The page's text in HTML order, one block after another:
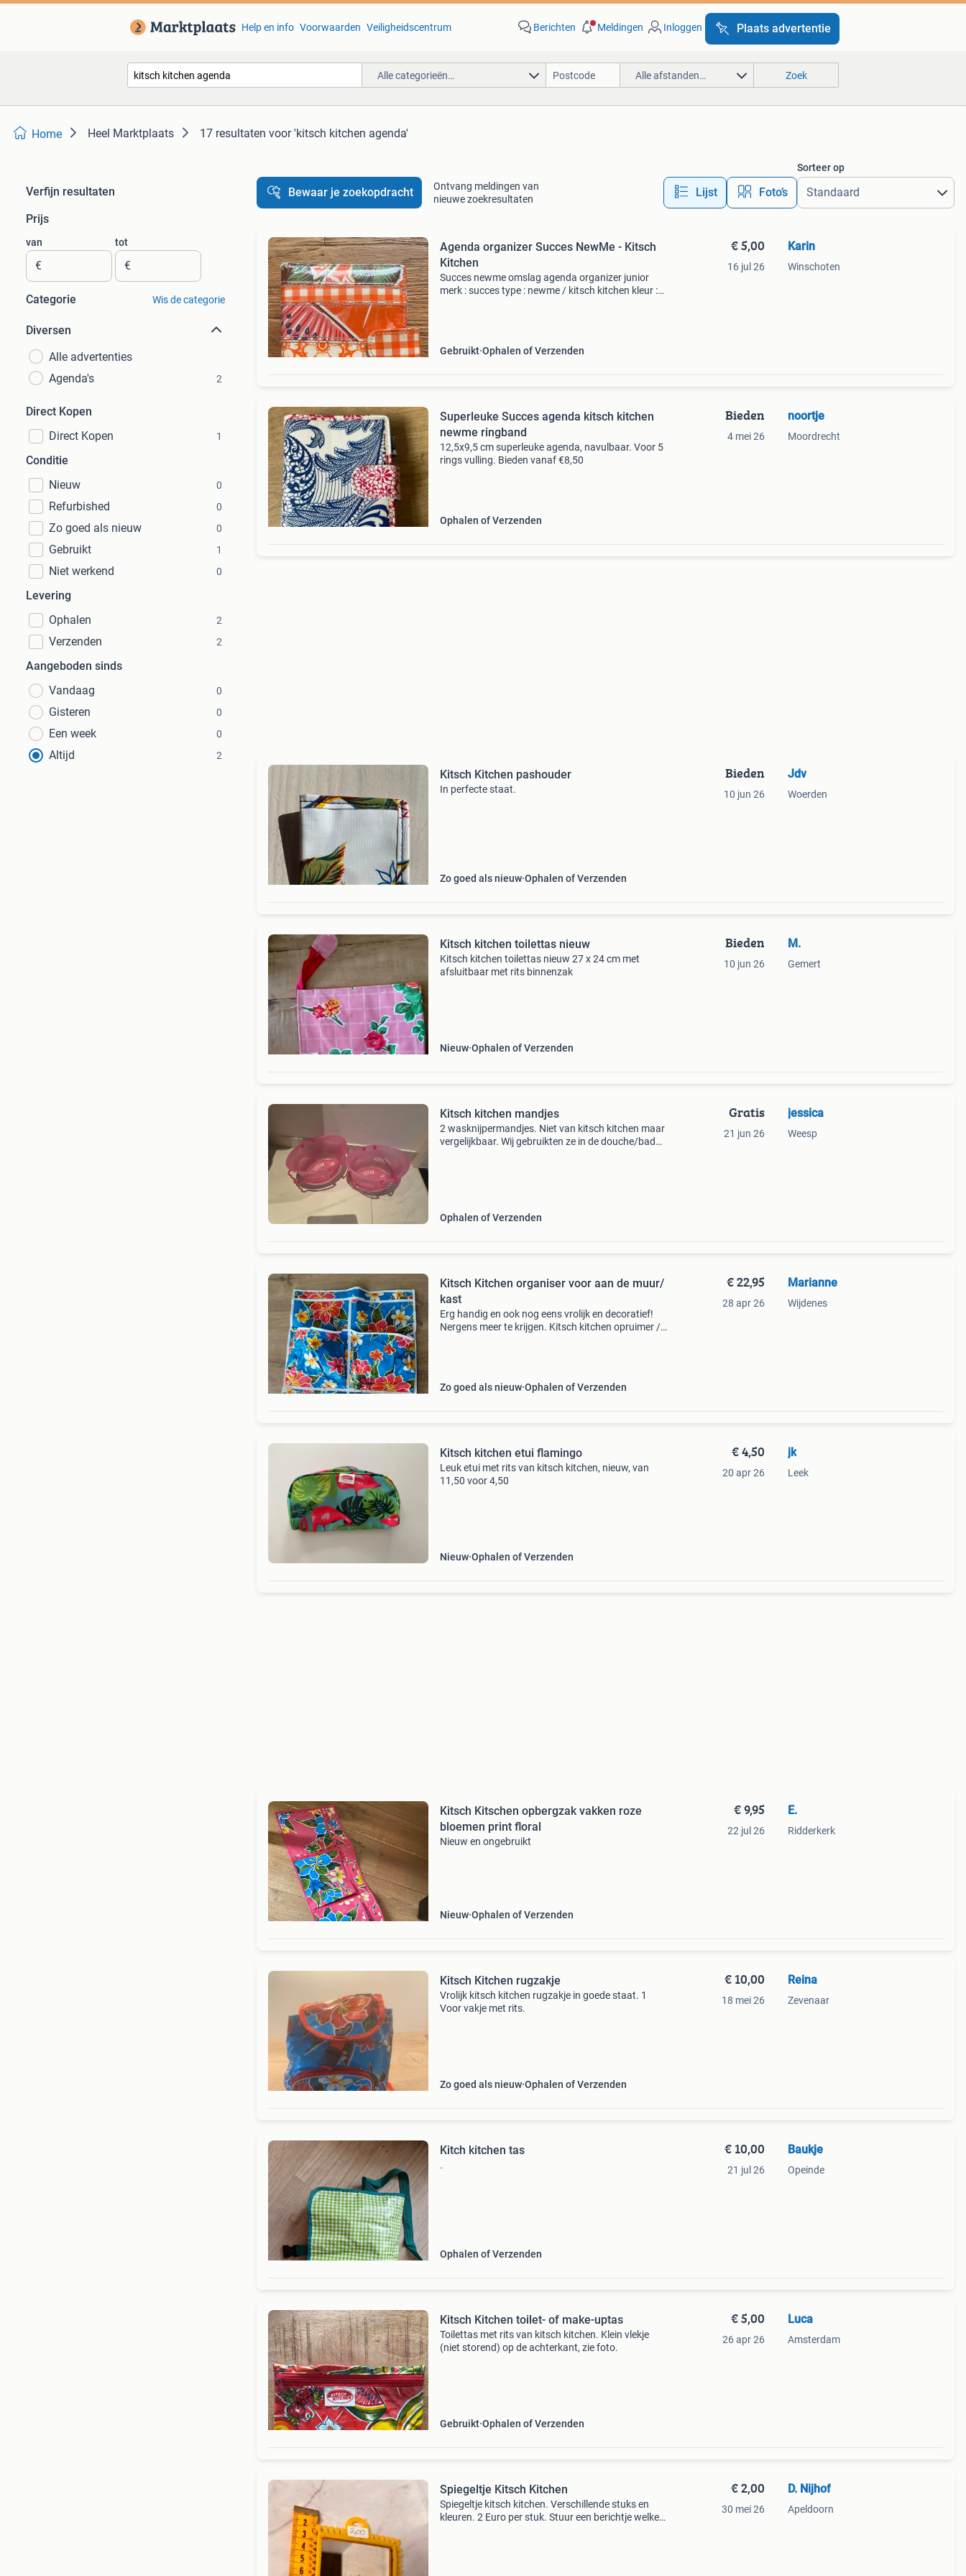
Help en info Voorwaarden Veiligheidscentrum Berichten Meldingen Inloggen Plaats advertentie
Alle categorieën… Alle afstanden… Zoek
Home Heel Marktplaats 17 resultaten voor 'kitsch kitchen agenda'
Verfijn resultaten
Prijs
van
€
tot
€
Categorie Wis de categorie
Diversen
Alle advertenties
Agenda's
2
Direct Kopen
Direct Kopen
1
Conditie
Nieuw
0
Refurbished 0
Zo goed als nieuw 0
Gebruikt 1
Niet werkend 0
Levering
Ophalen
2
Verzenden 2
Aangeboden sinds
Vandaag
0
Gisteren 0
Een week 0
Altijd 2
Bewaar je zoekopdracht
Ontvang meldingen van
nieuwe zoekresultaten
Lijst Foto’s
Sorteer op
Agenda organizer Succes NewMe - Kitsch
Kitchen
Succes newme omslag agenda organizer junior
merk : succes type : newme / kitsch kitchen kleur :
Gebruikt Ophalen of Verzenden
€ 5,00
16 jul 26
Karin
Winschoten
Superleuke Succes agenda kitsch kitchen
newme ringband
12,5x9,5 cm superleuke agenda, navulbaar. Voor 5
rings vulling. Bieden vanaf €8,50
Ophalen of Verzenden
Bieden
4 mei 26
noortje
Moordrecht
Kitsch Kitchen pashouder
In perfecte staat.
Zo goed als nieuw Ophalen of Verzenden
Bieden
10 jun 26
Jdv
Woerden
Kitsch kitchen toilettas nieuw
Kitsch kitchen toilettas nieuw 27 x 24 cm met
afsluitbaar met rits binnenzak
Nieuw Ophalen of Verzenden
Bieden
10 jun 26
M.
Gemert
Kitsch kitchen mandjes
2 wasknijpermandjes. Niet van kitsch kitchen maar
vergelijkbaar. Wij gebruikten ze in de douche/bad
Ophalen of Verzenden
Gratis
21 jun 26
jessica
Weesp
Kitsch Kitchen organiser voor aan de muur/
kast
Erg handig en ook nog eens vrolijk en decoratief!
Nergens meer te krijgen. Kitsch kitchen opruimer /
Zo goed als nieuw Ophalen of Verzenden
€ 22,95
28 apr 26
Marianne
Wijdenes
Kitsch kitchen etui flamingo
Leuk etui met rits van kitsch kitchen, nieuw, van
11,50 voor 4,50
Nieuw Ophalen of Verzenden
€ 4,50
20 apr 26
jk
Leek
Kitsch Kitschen opbergzak vakken roze
bloemen print floral
Nieuw en ongebruikt
Nieuw Ophalen of Verzenden
€ 9,95
22 jul 26
E.
Ridderkerk
Kitsch Kitchen rugzakje
Vrolijk kitsch kitchen rugzakje in goede staat. 1
Voor vakje met rits.
Zo goed als nieuw Ophalen of Verzenden
€ 10,00
18 mei 26
Reina
Zevenaar
Kitch kitchen tas
.
Ophalen of Verzenden
€ 10,00
21 jul 26
Baukje
Opeinde
Kitsch Kitchen toilet- of make-uptas
Toilettas met rits van kitsch kitchen. Klein vlekje
(niet storend) op de achterkant, zie foto.
Gebruikt Ophalen of Verzenden
€ 5,00
26 apr 26
Luca
Amsterdam
Spiegeltje Kitsch Kitchen
Spiegeltje kitsch kitchen. Verschillende stuks en
kleuren. 2 Euro per stuk. Stuur een berichtje welke
€ 2,00
30 mei 26
D. Nijhof
Apeldoorn